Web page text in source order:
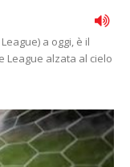
a oggi, è il
League alzata al cielo